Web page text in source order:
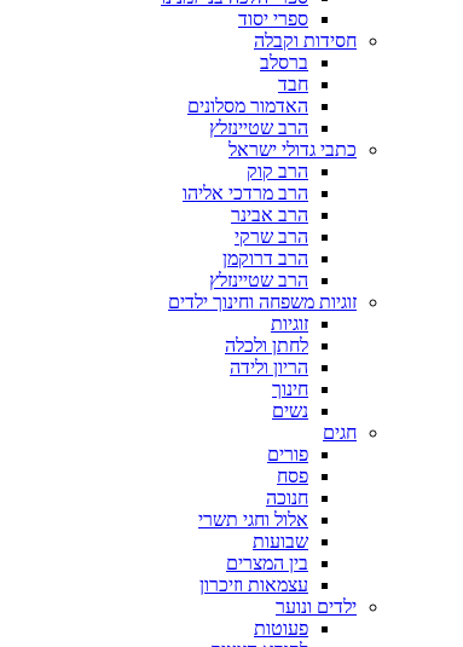
ספרי יסוד
חסידות וקבלה
ברסלב
חבד
האדמור מסלונים
הרב שטיינזלץ
כתבי גדולי ישראל
הרב קוק
הרב מרדכי אליהו
הרב אבינר
הרב שרקי
הרב דרוקמן
הרב שטיינזלץ
זוגיות משפחה וחינוך ילדים
זוגיות
לחתן ולכלה
הריון ולידה
חינוך
נשים
חגים
פורים
פסח
חנוכה
אלול וחגי תשרי
שבועות
בין המצרים
עצמאות וזיכרון
ילדים ונוער
פעוטות